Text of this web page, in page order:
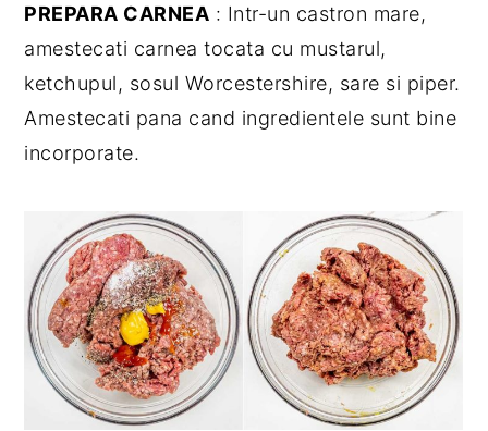
PREPARA CARNEA : Intr-un castron mare,
amestecati carnea tocata cu mustarul,
ketchupul, sosul Worcestershire, sare si piper.
Amestecati pana cand ingredientele sunt bine
incorporate.